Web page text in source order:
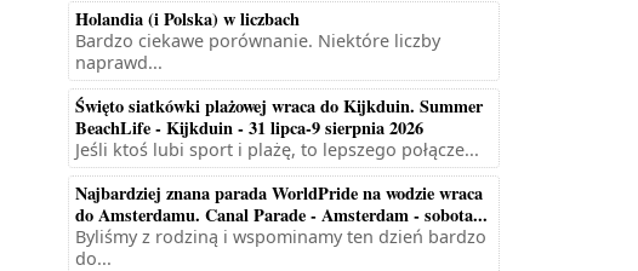
Holandia (i Polska) w liczbach
Bardzo ciekawe porównanie. Niektóre liczby
naprawd...
Święto siatkówki plażowej wraca do Kijkduin. Summer
BeachLife - Kijkduin - 31 lipca-9 sierpnia 2026
Jeśli ktoś lubi sport i plażę, to lepszego połącze...
Najbardziej znana parada WorldPride na wodzie wraca
do Amsterdamu. Canal Parade - Amsterdam - sobota...
Byliśmy z rodziną i wspominamy ten dzień bardzo
do...